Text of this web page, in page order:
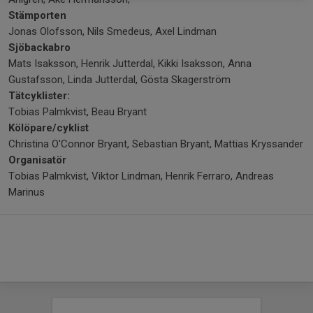
Stämporten
Jonas Olofsson, Nils Smedeus, Axel Lindman
Sjöbackabro
Mats Isaksson, Henrik Jutterdal, Kikki Isaksson, Anna
Gustafsson, Linda Jutterdal, Gösta Skagerström
Tätcyklister:
Tobias Palmkvist, Beau Bryant
Kölöpare/cyklist
Christina O'Connor Bryant, Sebastian Bryant, Mattias Kryssander
Organisatör
Tobias Palmkvist, Viktor Lindman, Henrik Ferraro, Andreas
Marinus